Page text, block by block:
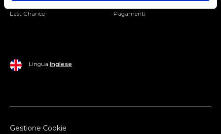
Last Chance Pagamenti
Lingua Inglese
Gestione Cookie